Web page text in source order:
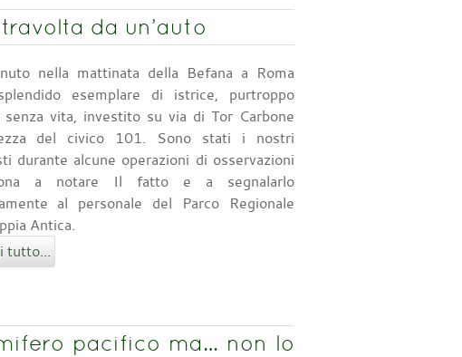
da un’auto
nella mattinata della Befana a Roma
esemplare di istrice, purtroppo
senza vita, investito su via di Tor Carbone
del civico 101. Sono stati i nostri
durante alcune operazioni di osservazioni
a notare Il fatto e a segnalarlo
al personale del Parco Regionale
Antica.
tutto...
pacifico ma… non lo